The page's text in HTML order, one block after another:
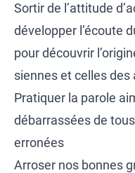
Sortir de l’attitude
développer l’écoute
pour découvrir
siennes et celles des
Pratiquer la parole
débarrassées de
erronées
Arroser nos bonnes